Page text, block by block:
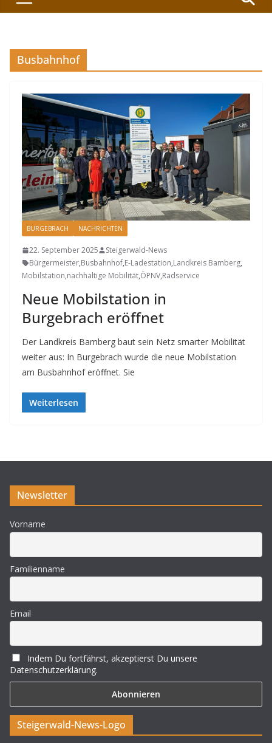
Busbahnhof
BURGEBRACH NACHRICHTEN
22. September 2025
Steigerwald-News
Bürgermeister,Busbahnhof,E-Ladestation,Landkreis Bamberg,
Mobilstation,nachhaltige Mobilität,ÖPNV,Radservice
Neue Mobilstation in
Burgebrach eröffnet
Der Landkreis Bamberg baut sein Netz smarter Mobilität
weiter aus: In Burgebrach wurde die neue Mobilstation
am Busbahnhof eröffnet. Sie
Weiterlesen
Newsletter
Vorname
Familienname
Email
Indem Du fortfährst, akzeptierst Du unsere
Datenschutzerklärung.
Steigerwald-News-Logo